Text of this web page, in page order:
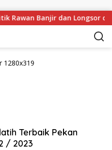
Rawan Banjir dan Longsor di
Terbaik Pekan
/ 2023